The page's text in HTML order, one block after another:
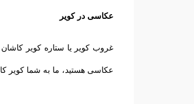
عکاسی در کویر
غروب کویر یا ستاره کویر
عکاسی هستید، ما به شما کویر